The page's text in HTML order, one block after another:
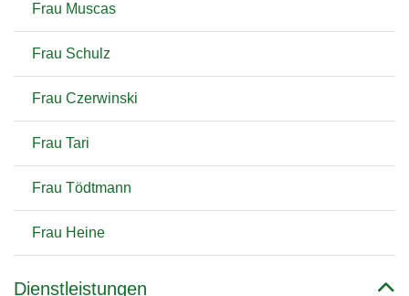
Frau Muscas
Frau Schulz
Frau Czerwinski
Frau Tari
Frau Tödtmann
Frau Heine
Dienstleistungen